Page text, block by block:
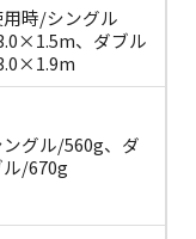
用時/シングル
、ダブル
ングル/560g、ダ
ル/670g